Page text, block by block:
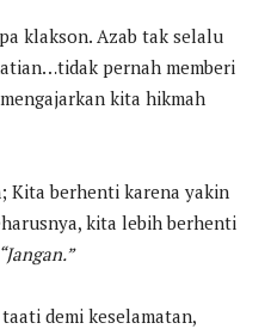
klakson. Azab tak selalu
pernah memberi
kita hikmah
Kita berhenti karena yakin
kita lebih berhenti
“Jangan.”
demi keselamatan,